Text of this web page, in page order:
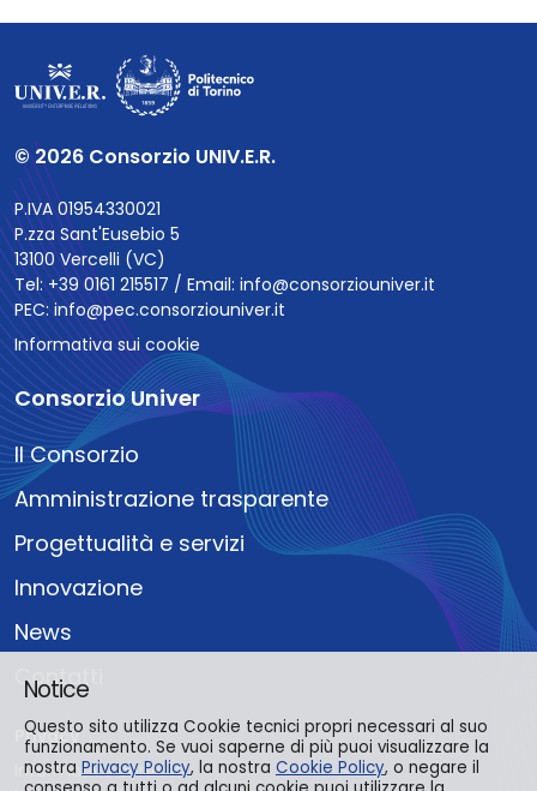
© 2026 Consorzio UNIV.E.R.
P.IVA 01954330021
P.zza Sant'Eusebio 5
13100 Vercelli (VC)
Tel: +39 0161 215517 / Email: info@consorziouniver.it
PEC:info@pec.consorziouniver.it
Informativa sui cookie
Consorzio Univer
Il Consorzio
Amministrazione trasparente
Progettualità e servizi
Innovazione
News
Contatti
Privacy
Informativa contatti
Notice
Questo sito utilizza Cookie tecnici propri necessari al suo
funzionamento. Se vuoi saperne di più puoi visualizzare la
nostra Privacy Policy, la nostra Cookie Policy, o negare il